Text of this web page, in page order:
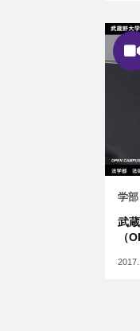
学
武
（